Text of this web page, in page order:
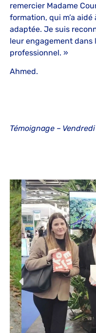
remercier Madame
formation, qui m’a
adaptée. Je suis
leur engagement dans
professionnel. »
Ahmed.
Témoignage – Vendredi